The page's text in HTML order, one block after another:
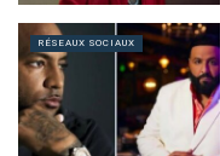
RÉSEAUX SOCIAUX